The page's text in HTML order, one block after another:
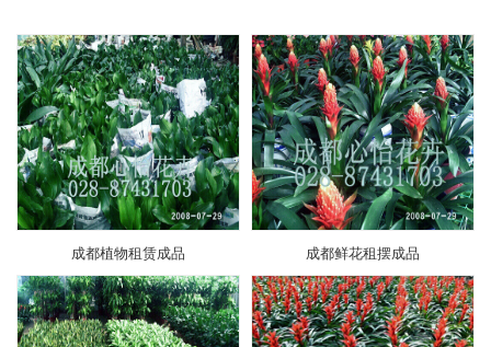
成都植物租赁成品 成都鲜花租摆成品